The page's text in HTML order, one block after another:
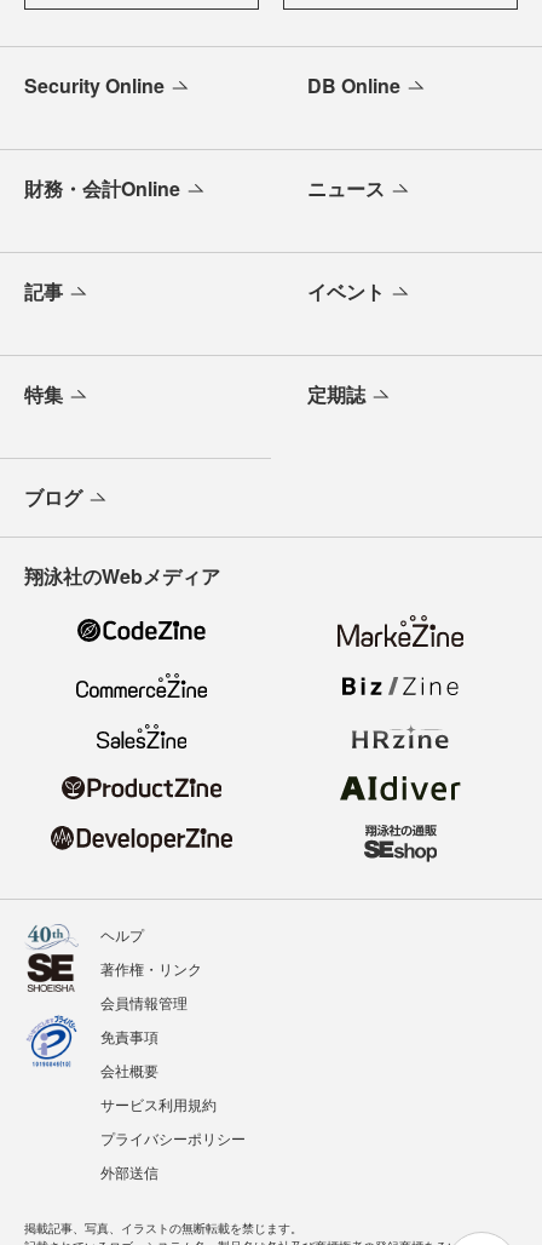
Security Online DB Online
財務・会計Online ニュース
記事 イベント
特集 定期誌
ブログ
翔泳社のWebメディア
ヘルプ
著作権・リンク
会員情報管理
免責事項
会社概要
サービス利用規約
プライバシーポリシー
外部送信
掲載記事、写真、イラストの無断転載を禁じます。